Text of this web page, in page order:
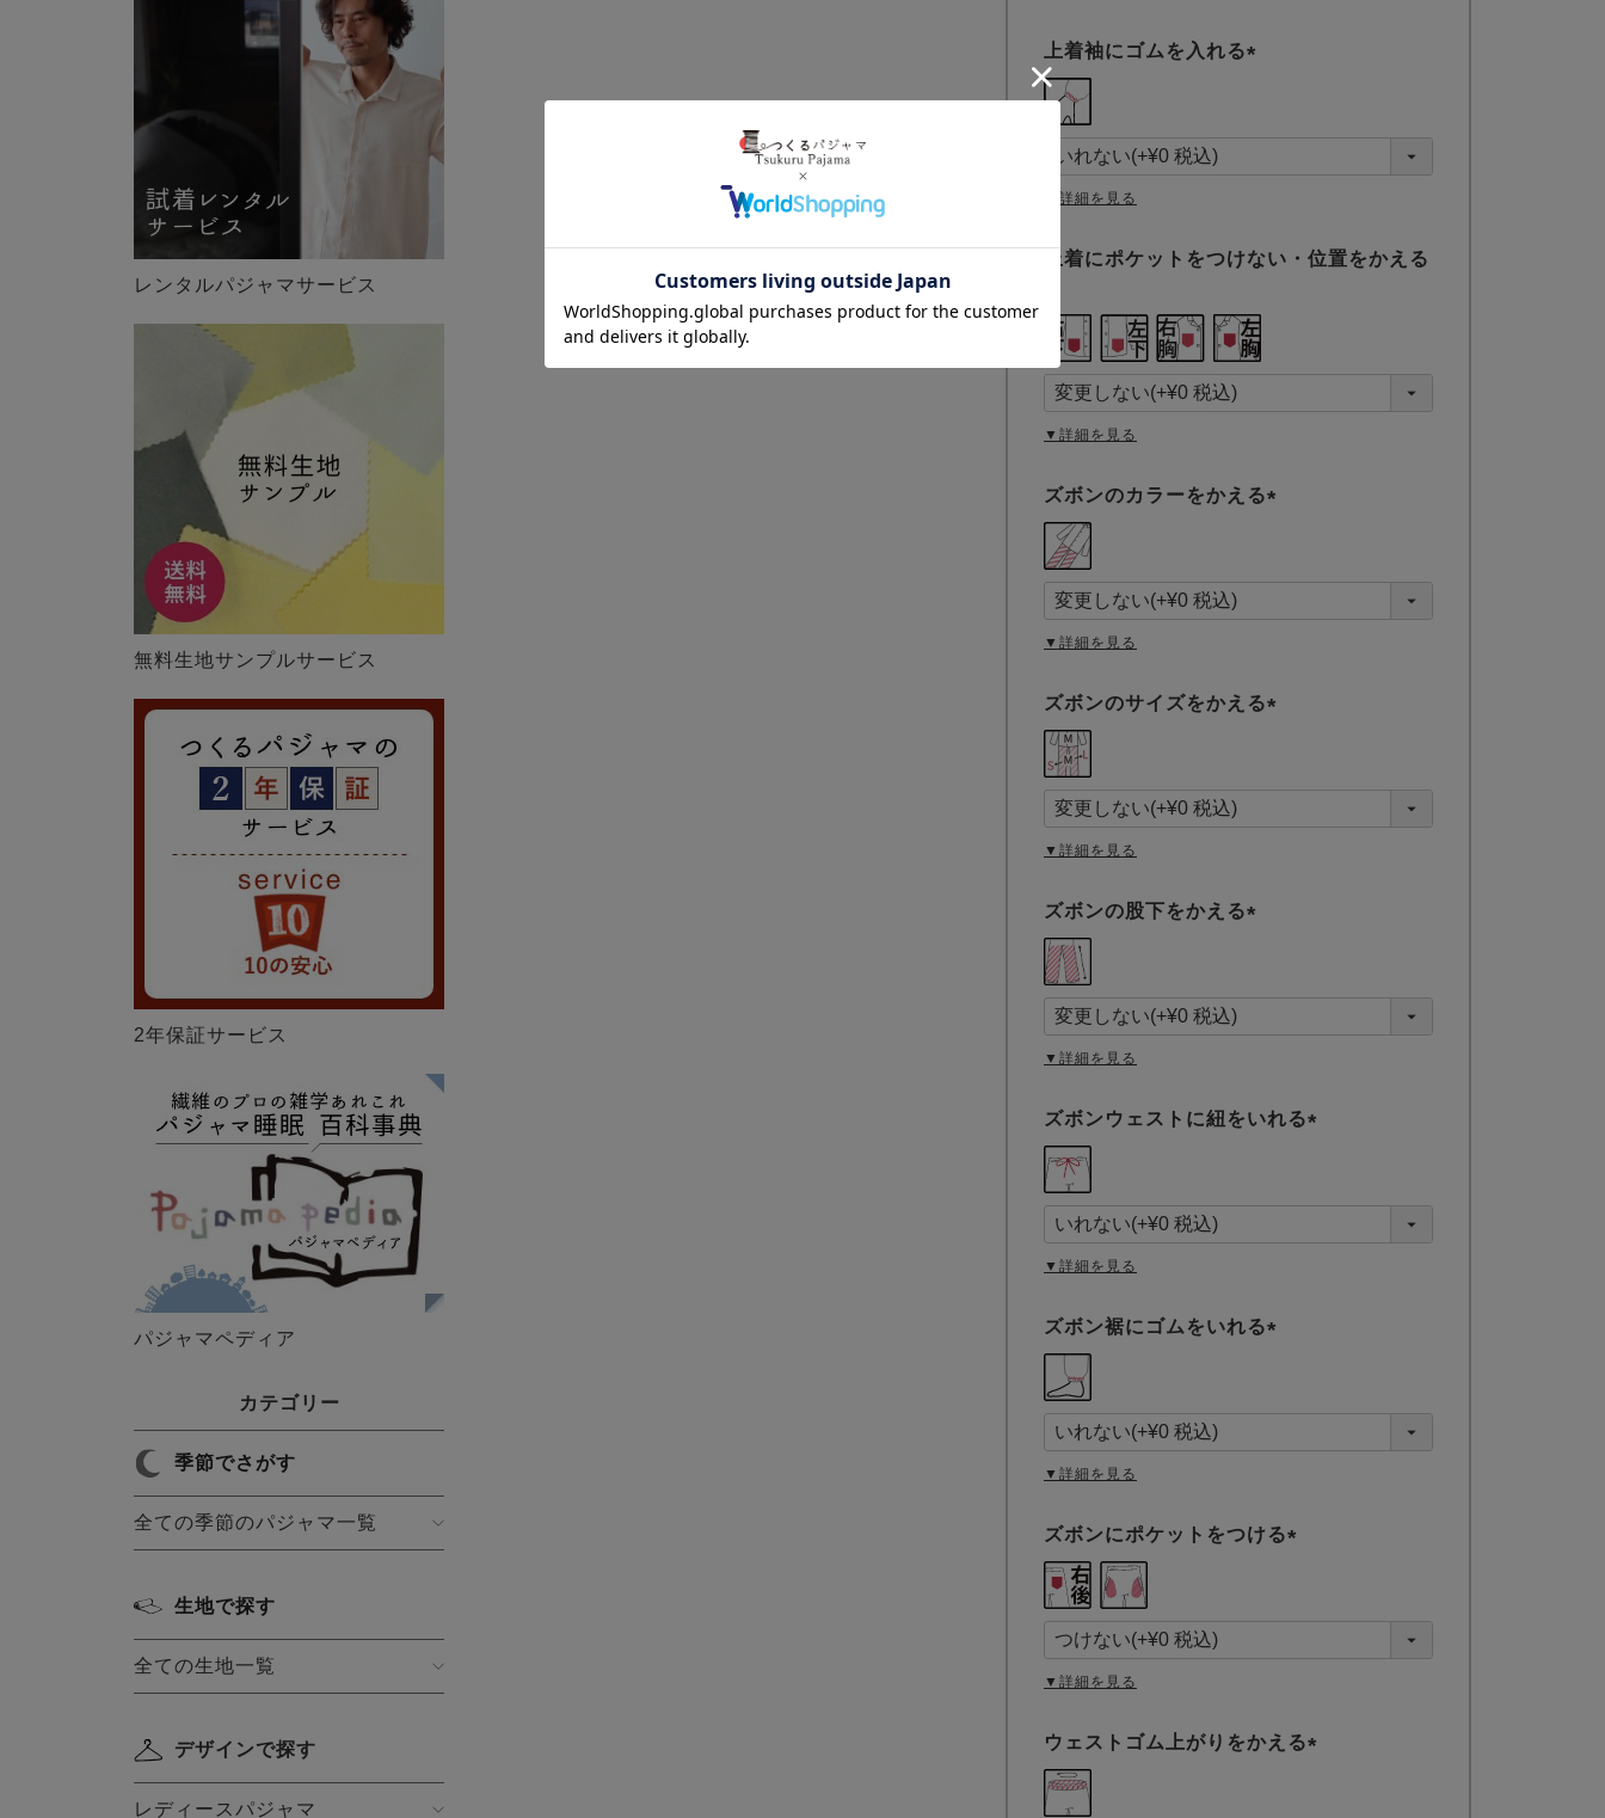
レンタルパジャマサービス
無料生地サンプルサービス
2年保証サービス
パジャマペディア
カテゴリー
季節でさがす
全ての季節のパジャマ一覧
生地で探す
全ての生地一覧
デザインで探す
レディースパジャマ
上着袖にゴムを入れる
須
)
▼詳細を見る
上着にポケットをつけない・位置をかえる
必
須
)
▼詳細を見る
ズボンのカラーをかえる
須
)
▼詳細を見る
ズボンのサイズをかえる
須
)
▼詳細を見る
ズボンの股下をかえる
須
)
▼詳細を見る
ズボンウェストに紐をいれる
須
)
▼詳細を見る
ズボン裾にゴムをいれる
須
)
▼詳細を見る
ズボンにポケットをつける
須
)
▼詳細を見る
ウェストゴム上がりをかえる